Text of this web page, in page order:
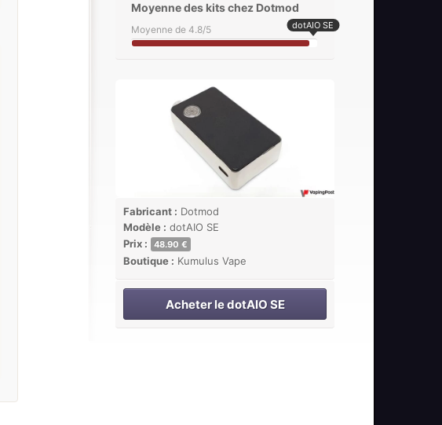
Moyenne des kits chez Dotmod
Moyenne de 4.8/5 dotAIO SE
Fabricant : Dotmod
Modèle : dotAIO SE
Prix :
48.90 €
Boutique : Kumulus Vape
Acheter le dotAIO SE